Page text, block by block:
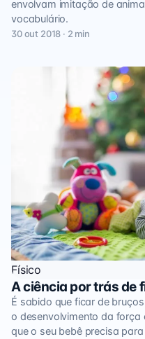
envolvam imitação de
vocabulário.
30 out 2018 · 2 min
Físico
A ciência por trás de
É sabido que ficar de
o desenvolvimento da
que o seu bebê precisa